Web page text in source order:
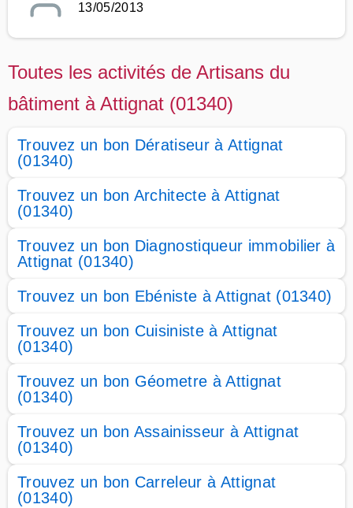
13/05/2013
Toutes les activités de Artisans du
bâtiment à Attignat (01340)
Trouvez un bon Dératiseur à Attignat
(01340)
Trouvez un bon Architecte à Attignat
(01340)
Trouvez un bon Diagnostiqueur immobilier à
Attignat (01340)
Trouvez un bon Ebéniste à Attignat (01340)
Trouvez un bon Cuisiniste à Attignat
(01340)
Trouvez un bon Géometre à Attignat
(01340)
Trouvez un bon Assainisseur à Attignat
(01340)
Trouvez un bon Carreleur à Attignat
(01340)